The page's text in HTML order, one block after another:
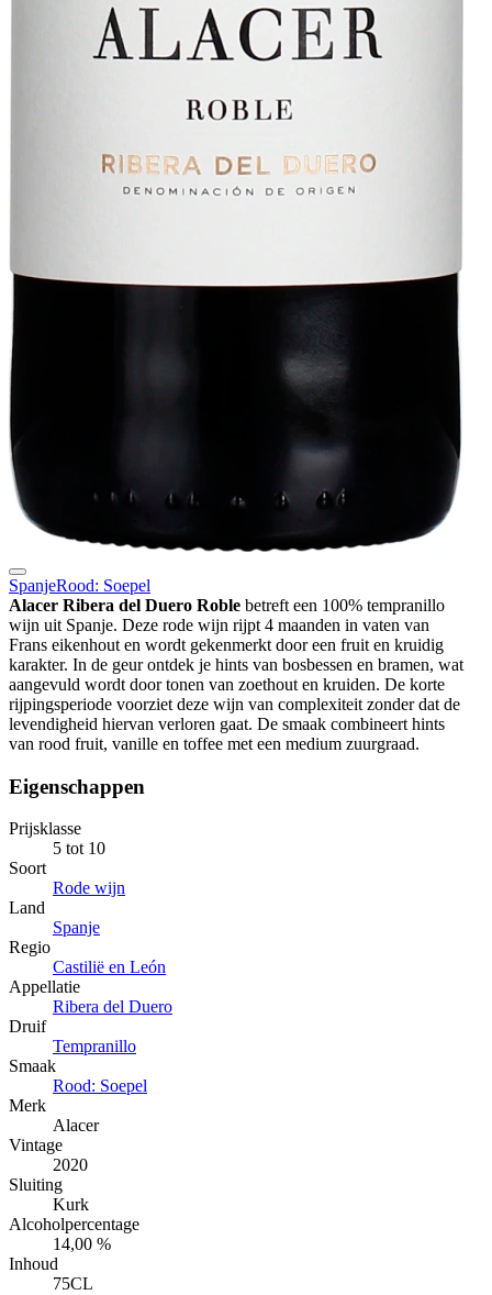
SpanjeRood: Soepel
Alacer Ribera del Duero Roble betreft een 100% tempranillo
wijn uit Spanje. Deze rode wijn rijpt 4 maanden in vaten van
Frans eikenhout en wordt gekenmerkt door een fruit en kruidig
karakter. In de geur ontdek je hints van bosbessen en bramen, wat
aangevuld wordt door tonen van zoethout en kruiden. De korte
rijpingsperiode voorziet deze wijn van complexiteit zonder dat de
levendigheid hiervan verloren gaat. De smaak combineert hints
van rood fruit, vanille en toffee met een medium zuurgraad.
Eigenschappen
Prijsklasse
5 tot 10
Soort
Rode wijn
Land
Spanje
Regio
Castilië en León
Appellatie
Ribera del Duero
Druif
Tempranillo
Smaak
Rood: Soepel
Merk
Alacer
Vintage
2020
Sluiting
Kurk
Alcoholpercentage
14,00 %
Inhoud
75CL